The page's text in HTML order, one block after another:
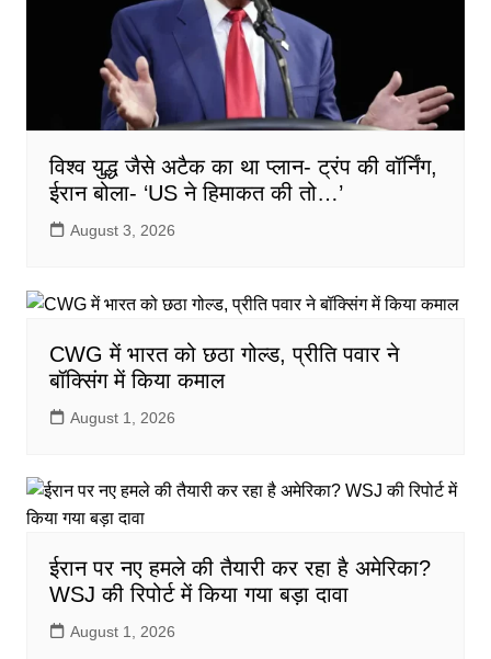
विश्व युद्ध जैसे अटैक का था प्लान- ट्रंप की वॉर्निंग,
ईरान बोला- ‘US ने हिमाकत की तो…’
August 3, 2026
CWG में भारत को छठा गोल्ड, प्रीति पवार ने
बॉक्सिंग में किया कमाल
August 1, 2026
ईरान पर नए हमले की तैयारी कर रहा है अमेरिका?
WSJ की रिपोर्ट में किया गया बड़ा दावा
August 1, 2026